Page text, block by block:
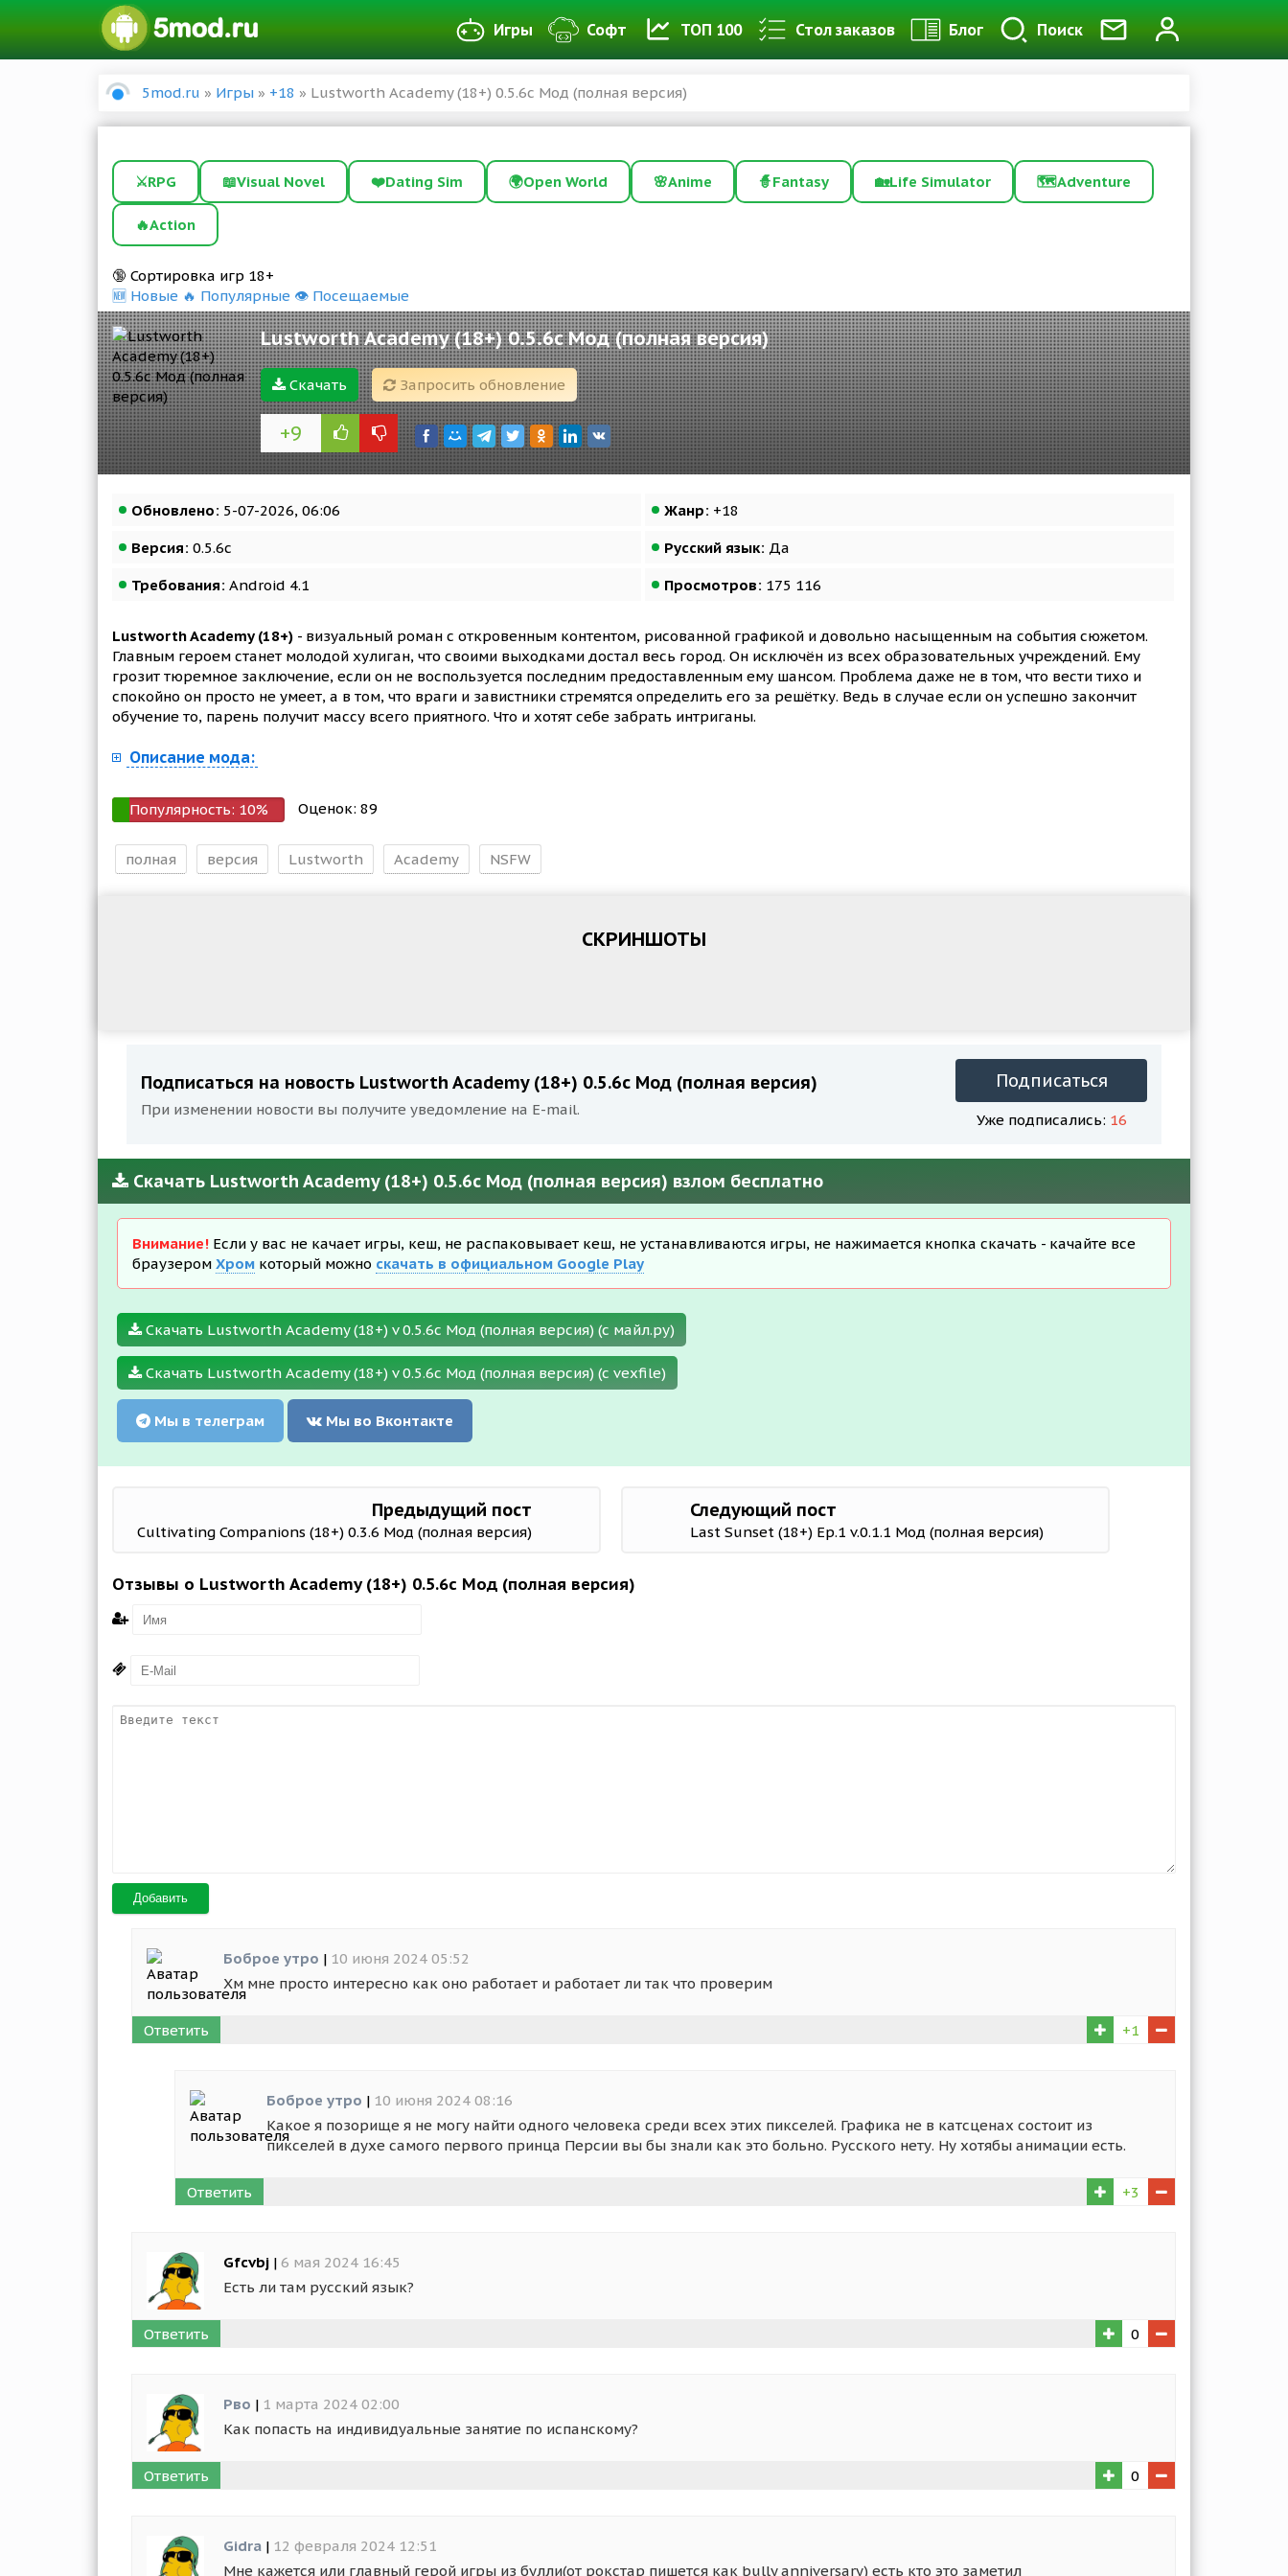
Игры Софт ТОП 100 Стол заказов Блог Поиск
5mod.ru » Игры » +18 » Lustworth Academy (18+) 0.5.6c Мод (полная версия)
⚔️RPG 📖Visual Novel ❤️Dating Sim 🌍Open World 🌸Anime 🧙Fantasy 🏡Life Simulator 🗺️Adventure
🔥Action
🔞 Сортировка игр 18+
🆕 Новые 🔥 Популярные 👁 Посещаемые
Lustworth Academy (18+) 0.5.6c Мод (полная версия)
Скачать Запросить обновление
+9
Обновлено: 5-07-2026, 06:06 Жанр: +18
Версия: 0.5.6c Русский язык: Да
Требования: Android 4.1 Просмотров: 175 116
Lustworth Academy (18+) - визуальный роман с откровенным контентом, рисованной графикой и довольно насыщенным на события сюжетом.
Главным героем станет молодой хулиган, что своими выходками достал весь город. Он исключён из всех образовательных учреждений. Ему
грозит тюремное заключение, если он не воспользуется последним предоставленным ему шансом. Проблема даже не в том, что вести тихо и
спокойно он просто не умеет, а в том, что враги и завистники стремятся определить его за решётку. Ведь в случае если он успешно закончит
обучение то, парень получит массу всего приятного. Что и хотят себе забрать интриганы.
Описание мода:
Популярность: 10% Оценок: 89
полная версия Lustworth Academy NSFW
СКРИНШОТЫ
Подписаться на новость Lustworth Academy (18+) 0.5.6c Мод (полная версия)
При изменении новости вы получите уведомление на E-mail.
Подписаться
Уже подписались: 16
Скачать Lustworth Academy (18+) 0.5.6c Мод (полная версия) взлом бесплатно
Внимание! Если у вас не качает игры, кеш, не распаковывает кеш, не устанавливаются игры, не нажимается кнопка скачать - качайте все
браузером Хром который можно скачать в официальном Google Play
Скачать Lustworth Academy (18+) v 0.5.6c Мод (полная версия) (с майл.ру)
Скачать Lustworth Academy (18+) v 0.5.6c Мод (полная версия) (с vexfile)
Мы в телеграм Мы во Вконтакте
Предыдущий пост
Cultivating Companions (18+) 0.3.6 Мод (полная версия)
Следующий пост
Last Sunset (18+) Ep.1 v.0.1.1 Мод (полная версия)
Отзывы о Lustworth Academy (18+) 0.5.6c Мод (полная версия)
Добавить
Боброе утро | 10 июня 2024 05:52
Хм мне просто интересно как оно работает и работает ли так что проверим
Ответить +1
Боброе утро | 10 июня 2024 08:16
Какое я позорище я не могу найти одного человека среди всех этих пикселей. Графика не в катсценах состоит из
пикселей в духе самого первого принца Персии вы бы знали как это больно. Русского нету. Ну хотябы анимации есть.
Ответить +3
Gfcvbj | 6 мая 2024 16:45
Есть ли там русский язык?
Ответить 0
Рво | 1 марта 2024 02:00
Как попасть на индивидуальные занятие по испанскому?
Ответить 0
Gidra | 12 февраля 2024 12:51
Мне кажется или главный герой игры из булли(от рокстар пишется как bully anniversary) есть кто это заметил